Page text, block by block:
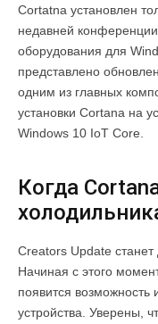
Cortatna установлен
недавней
оборудования для
представлено
одним из главных
установки Cortana на
Windows 10 IoT Core.
Когда
Creators Update
Начиная с этого
появится возможность
устройства. Уверены,